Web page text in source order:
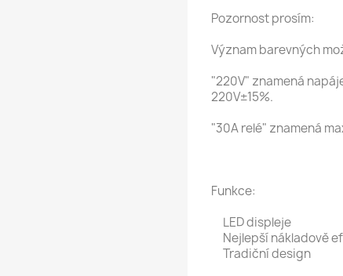
Pozornost prosím:
Význam barevných
"220V" znamená
220V±15%.
"30A relé" znamená
Funkce:
LED displeje
Nejlepší nákladově
Tradiční design